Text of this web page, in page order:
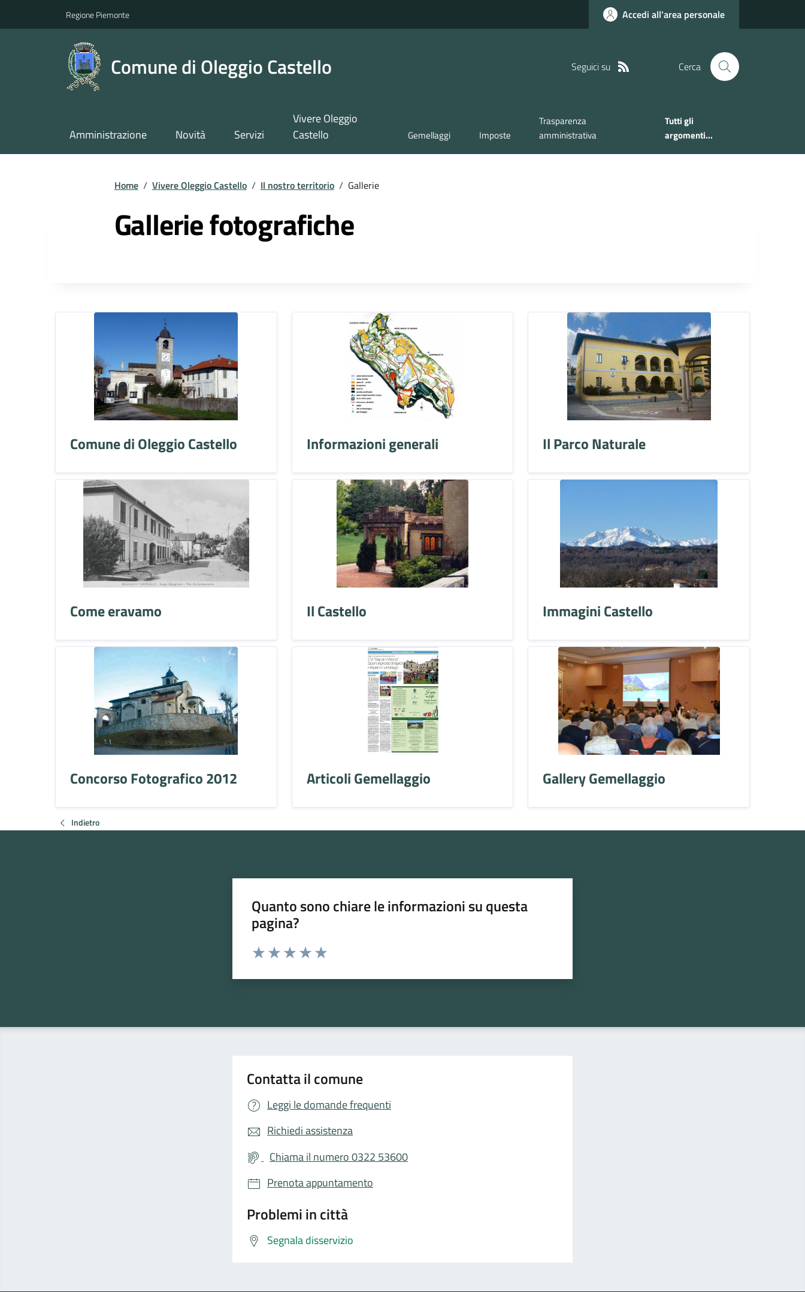
Regione Piemonte Accedi all'area personale
Comune di Oleggio Castello Seguici su Cerca
Amministrazione Novità Servizi
Vivere Oleggio
Castello
Gemellaggi Imposte
Trasparenza
amministrativa
Tutti gli
argomenti...
Home / Vivere Oleggio Castello / Il nostro territorio / Gallerie
Gallerie fotografiche
Comune di Oleggio Castello Informazioni generali Il Parco Naturale
Come eravamo Il Castello Immagini Castello
Concorso Fotografico 2012 Articoli Gemellaggio Gallery Gemellaggio
Indietro
Quanto sono chiare le informazioni su questa
pagina?
Valuta da 1 a 5 stelle la pagina
Contatta il comune
Leggi le domande frequenti
Richiedi assistenza
Chiama il numero 0322 53600
Prenota appuntamento
Problemi in città
Segnala disservizio